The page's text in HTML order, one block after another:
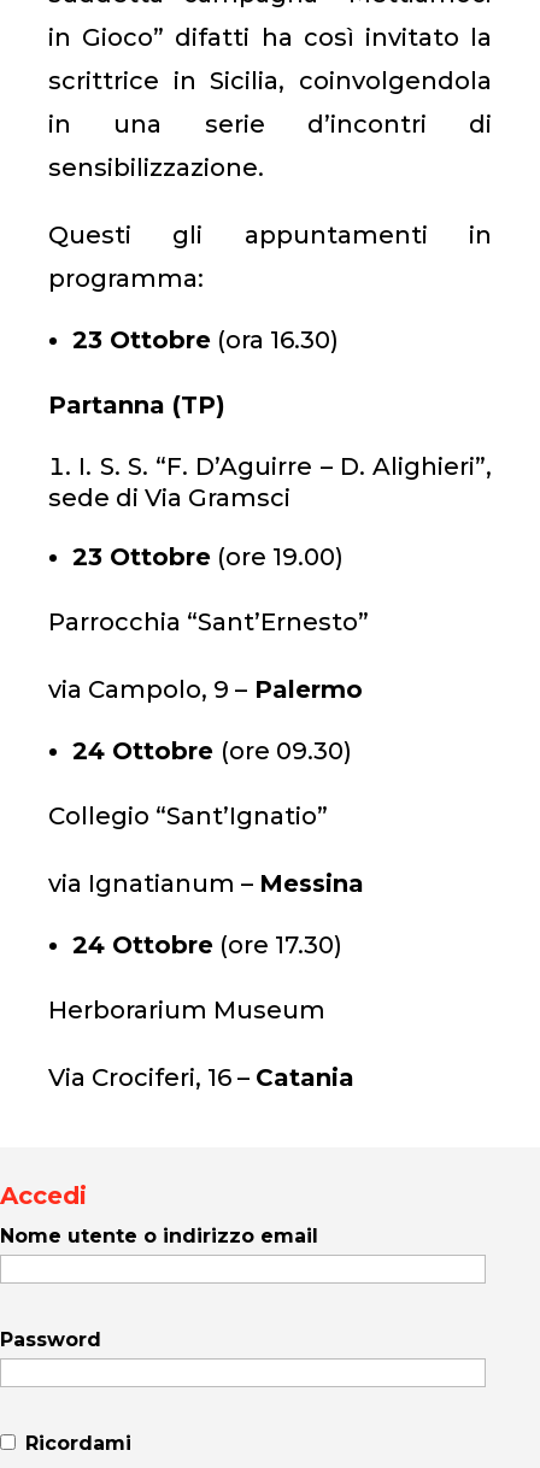
in Gioco” difatti ha così invitato la
scrittrice in Sicilia, coinvolgendola
in una serie d’incontri di
sensibilizzazione.
Questi gli appuntamenti in
programma:
23 Ottobre (ora 16.30)
Partanna (TP)
I. S. S. “F. D’Aguirre – D. Alighieri”,
sede di Via Gramsci
23 Ottobre (ore 19.00)
Parrocchia “Sant’Ernesto”
via Campolo, 9 – Palermo
24 Ottobre (ore 09.30)
Collegio “Sant’Ignatio”
via Ignatianum – Messina
24 Ottobre (ore 17.30)
Herborarium Museum
Via Crociferi, 16 – Catania
Accedi
Nome utente o indirizzo email
Password
Ricordami